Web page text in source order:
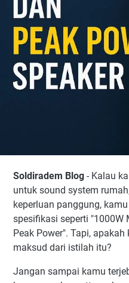
Kenapa
1. Angka
2.
3.
Tips Memilih
1.
2.
3.
Kesimpulan: Jangan
Soldiradem Blog - Kalau
untuk sound system
keperluan panggung,
spesifikasi seperti "1000W
Peak Power". Tapi,
maksud dari istilah itu?
Jangan sampai kamu